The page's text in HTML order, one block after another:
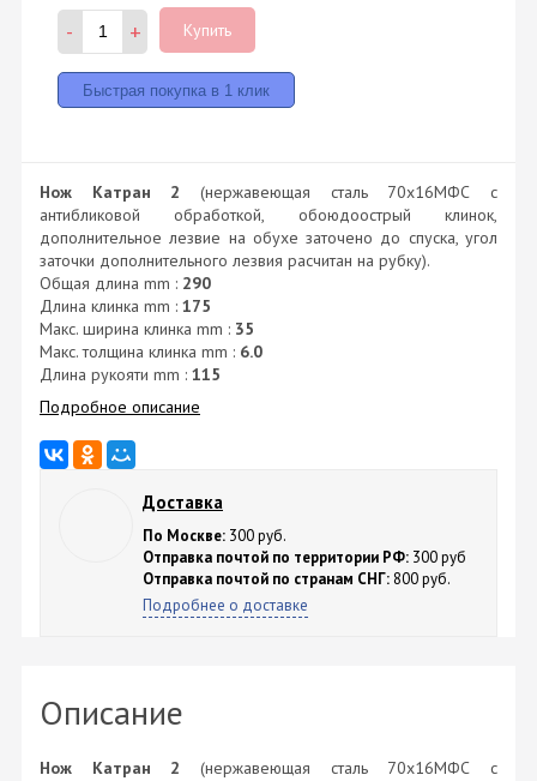
- + Купить
Нож Катран 2 (нержавеющая сталь 70х16МФС с
антибликовой обработкой, обоюдоострый клинок,
дополнительное лезвие на обухе заточено до спуска, угол
заточки дополнительного лезвия расчитан на рубку).
Общая длина mm : 290
Длина клинка mm : 175
Макс. ширина клинка mm : 35
Макс. толщина клинка mm : 6.0
Длина рукояти mm : 115
Подробное описание
Доставка
По Москве: 300 руб.
Отправка почтой по территории РФ: 300 руб
Отправка почтой по странам СНГ: 800 руб.
Подробнее о доставке
Описание
Нож Катран 2 (нержавеющая сталь 70х16МФС с